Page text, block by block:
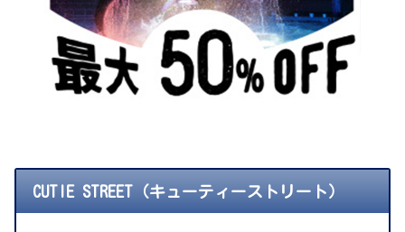
CUTIE STREET（キューティーストリート）